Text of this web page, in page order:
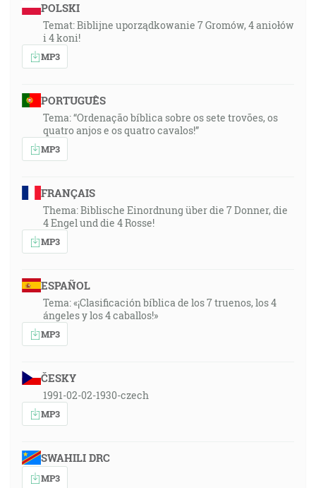
POLSKI
Temat: Biblijne uporządkowanie 7 Gromów, 4 aniołów
i 4 koni!
MP3
PORTUGUÊS
Tema: “Ordenação bíblica sobre os sete trovões, os
quatro anjos e os quatro cavalos!”
MP3
FRANÇAIS
Thema: Biblische Einordnung über die 7 Donner, die
4 Engel und die 4 Rosse!
MP3
ESPAÑOL
Tema: «¡Clasificación bíblica de los 7 truenos, los 4
ángeles y los 4 caballos!»
MP3
ČESKY
1991-02-02-1930-czech
MP3
SWAHILI DRC
MP3